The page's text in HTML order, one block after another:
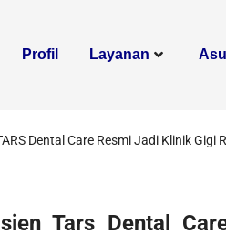
Profil Layanan
Dental Care Resmi Jadi Klinik
Tars Dental